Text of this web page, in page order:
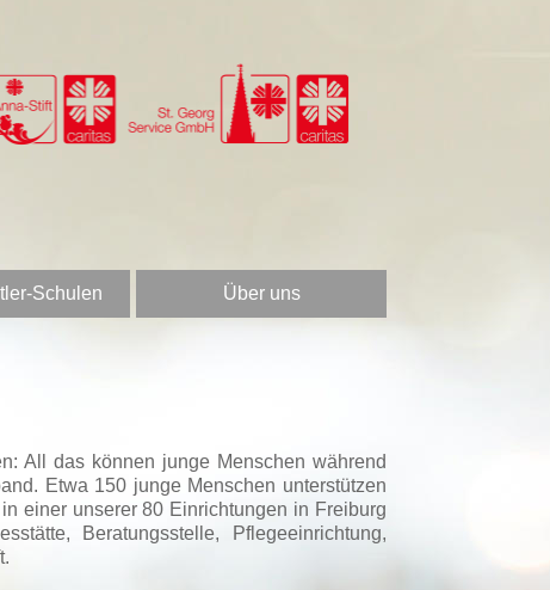
Schulen Über uns
All das können junge Menschen während
Etwa 150 junge Menschen unterstützen
einer unserer 80 Einrichtungen in Freiburg
Beratungsstelle, Pflegeeinrichtung,